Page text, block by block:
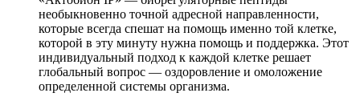
необыкновенно точной адресной направленности,
которые всегда спешат на помощь именно той клетке,
которой в эту минуту нужна помощь и поддержка. Этот
индивидуальный подход к каждой клетке решает
глобальный вопрос — оздоровление и омоложение
определенной системы организма.